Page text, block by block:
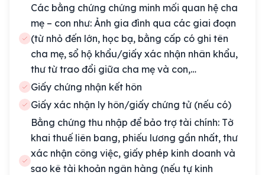
Các bằng chứng chứng minh mối quan hệ cha
mẹ – con như: Ảnh gia đình qua các giai đoạn
(từ nhỏ đến lớn, học bạ, bằng cấp có ghi tên
cha mẹ, sổ hộ khẩu/giấy xác nhận nhân khẩu,
thư từ trao đổi giữa cha mẹ và con,…
Giấy chứng nhận kết hôn
Giấy xác nhận ly hôn/giấy chứng tử (nếu có)
Bằng chứng thu nhập để bảo trợ tài chính: Tờ
khai thuế liên bang, phiếu lương gần nhất, thư
xác nhận công việc, giấy phép kinh doanh và
sao kê tài khoản ngân hàng (nếu tự kinh